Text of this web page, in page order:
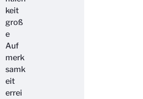
keit
groß
e
Auf
merk
samk
eit
errei